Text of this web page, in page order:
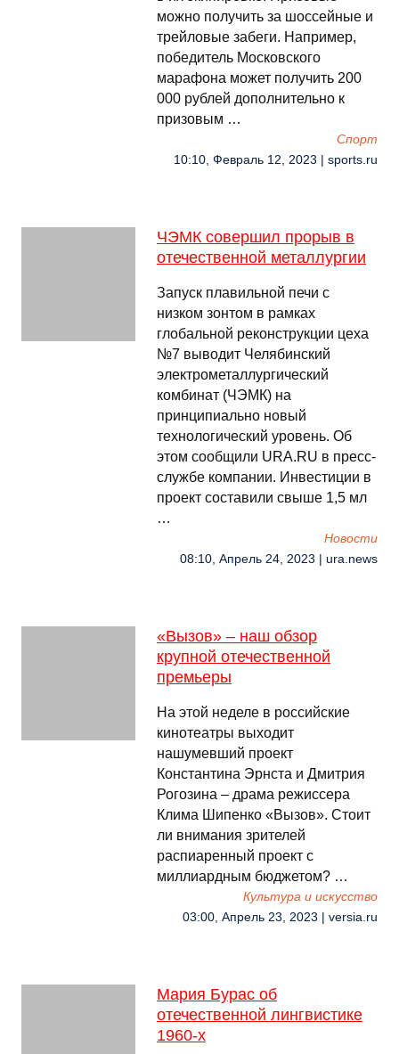
можно получить за шоссейные и
трейловые забеги. Например,
победитель Московского
марафона может получить 200
000 рублей дополнительно к
призовым …
Спорт
10:10, Февраль 12, 2023 | sports.ru
ЧЭМК совершил прорыв в
отечественной металлургии
Запуск плавильной печи с
низком зонтом в рамках
глобальной реконструкции цеха
№7 выводит Челябинский
электрометаллургический
комбинат (ЧЭМК) на
принципиально новый
технологический уровень. Об
этом сообщили URA.RU в пресс-
службе компании. Инвестиции в
проект составили свыше 1,5 мл
…
Новости
08:10, Апрель 24, 2023 | ura.news
«Вызов» – наш обзор
крупной отечественной
премьеры
На этой неделе в российские
кинотеатры выходит
нашумевший проект
Константина Эрнста и Дмитрия
Рогозина – драма режиссера
Клима Шипенко «Вызов». Стоит
ли внимания зрителей
распиаренный проект с
миллиардным бюджетом? …
Культура и искусство
03:00, Апрель 23, 2023 | versia.ru
Мария Бурас об
отечественной лингвистике
1960-х